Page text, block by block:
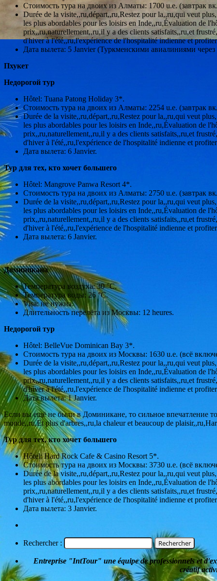
Стоимость тура на двоих из Алматы: 1700 u.e. (завтрак
Durée de la visite,,ru,départ,,ru,Restez pour la,,ru,qui veut
les plus abordables pour les loisirs en Inde,,ru,Évaluation de
prix,,ru,naturellement,,ru,il y a des clients satisfaits,,ru,et
d'hiver à l'été,,ru,l'expérience de l'hospitalité indienne et
Дата вылета: 5 Janvier (Туркменскими авиалиниями
Пхукет
Недорогой тур
Hôtel: Tuana Patong Holiday 3*.
Стоимость тура на двоих из Алматы: 2254 u.e. (завтрак
Durée de la visite,,ru,départ,,ru,Restez pour la,,ru,qui veut
les plus abordables pour les loisirs en Inde,,ru,Évaluation de
prix,,ru,naturellement,,ru,il y a des clients satisfaits,,ru,et
d'hiver à l'été,,ru,l'expérience de l'hospitalité indienne et
Дата вылета: 6 Janvier.
Тур для тех, кто хочет большего
Hôtel: Mangrove Panwa Resort 4*.
Стоимость тура на двоих из Алматы: 2750 u.e. (завтрак
Durée de la visite,,ru,départ,,ru,Restez pour la,,ru,qui veut
les plus abordables pour les loisirs en Inde,,ru,Évaluation de
prix,,ru,naturellement,,ru,il y a des clients satisfaits,,ru,et
d'hiver à l'été,,ru,l'expérience de l'hospitalité indienne et
Дата вылета: 6 Janvier.
Доминикана
Температура воздуха: 30 °С.
Температура воды: 26 °С.
Visa: не нужна.
Длительность перелёта из Москвы: 12 heures.
Недорогой тур
Hôtel: BelleVue Dominican Bay 3*.
Стоимость тура на двоих из Москвы: 1630 u.e. (всё
Durée de la visite,,ru,départ,,ru,Restez pour la,,ru,qui veut
les plus abordables pour les loisirs en Inde,,ru,Évaluation de
prix,,ru,naturellement,,ru,il y a des clients satisfaits,,ru,et
d'hiver à l'été,,ru,l'expérience de l'hospitalité indienne et
Дата вылета: 1 Janvier.
Если вы ещё не были в Доминикане, то сильное впечатление
monde,,ru,Et plus d'arbres,,ru,la chaleur et beaucoup de
Тур для тех, кто хочет большего
Hôtel: Hard Rock Cafe & Casino Resort 5*.
Стоимость тура на двоих из Москвы: 3730 u.e. (всё
Durée de la visite,,ru,départ,,ru,Restez pour la,,ru,qui veut
les plus abordables pour les loisirs en Inde,,ru,Évaluation de
prix,,ru,naturellement,,ru,il y a des clients satisfaits,,ru,et
d'hiver à l'été,,ru,l'expérience de l'hospitalité indienne et
Дата вылета: 3 Janvier.
Rechercher :
Entreprise "IntTour" une équipe de professionnels et
créatif